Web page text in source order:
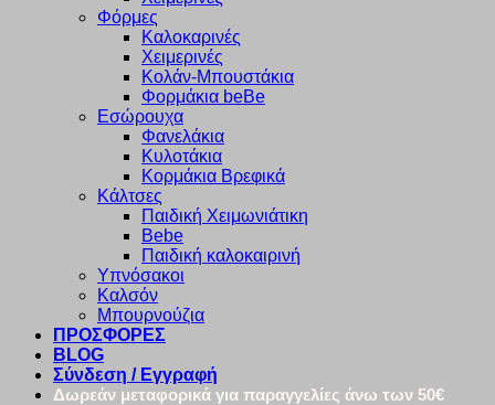
Φόρμες
Καλοκαρινές
Χειμερινές
Κολάν-Μπουστάκια
Φορμάκια beBe
Εσώρουχα
Φανελάκια
Κυλοτάκια
Κορμάκια Βρεφικά
Κάλτσες
Παιδική Χειμωνιάτικη
Bebe
Παιδική καλοκαιρινή
Υπνόσακοι
Καλσόν
Μπουρνούζια
ΠΡΟΣΦΟΡΕΣ
BLOG
Σύνδεση / Εγγραφή
Δωρεάν μεταφορικά για παραγγελίες άνω των 50€